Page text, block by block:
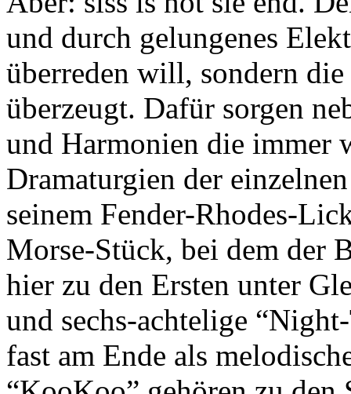
und durch gelungenes
überreden will, sondern
überzeugt. Dafür sorgen
und Harmonien die immer
Dramaturgien der
seinem Fender-Rhodes-
Morse-Stück, bei dem der
hier zu den Ersten unter
und sechs-achtelige
fast am Ende als